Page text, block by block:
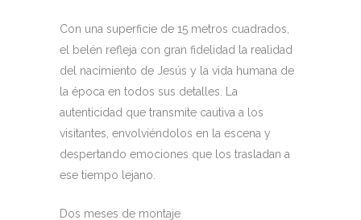
Con una superficie de 15 metros cuadrados,
el belén refleja con gran fidelidad la realidad
del nacimiento de Jesús y la vida humana de
la época en todos sus detalles. La
autenticidad que transmite cautiva a los
visitantes, envolviéndolos en la escena y
despertando emociones que los trasladan a
ese tiempo lejano.
Dos meses de montaje